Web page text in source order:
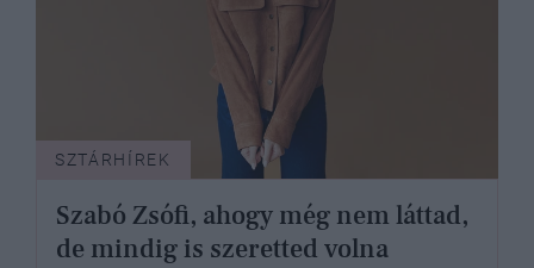
SZTÁRHÍREK
Szabó Zsófi, ahogy még nem láttad,
de mindig is szeretted volna